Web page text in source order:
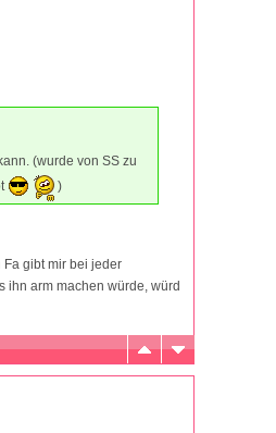
(wurde von SS zu
)
gibt mir bei jeder
ihn arm machen würde, würd